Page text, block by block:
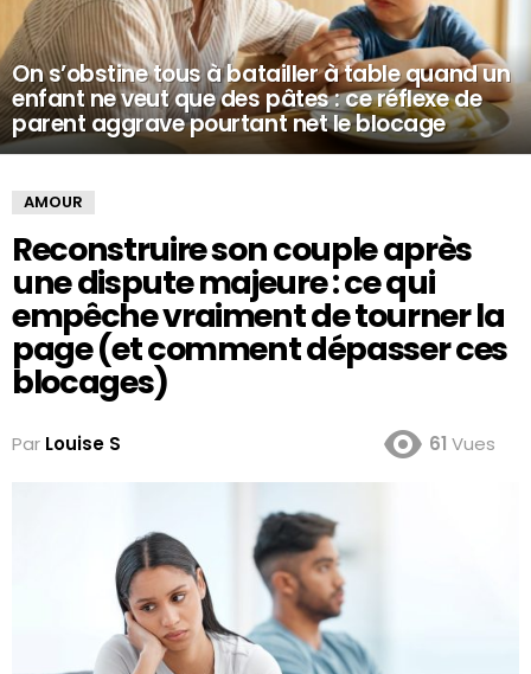
On s’obstine tous à batailler à table quand un
enfant ne veut que des pâtes : ce réflexe de
parent aggrave pourtant net le blocage
AMOUR
Reconstruire son couple après
une dispute majeure : ce qui
empêche vraiment de tourner la
page (et comment dépasser ces
blocages)
Par Louise S 61 Vues